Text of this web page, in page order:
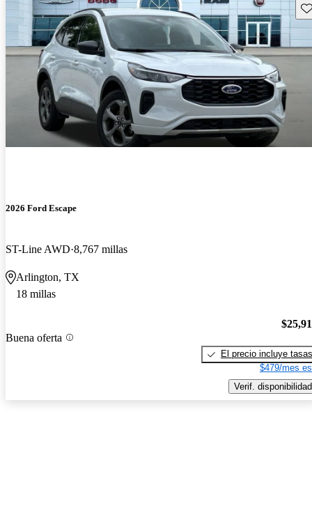
2026 Ford Escape
ST-Line AWD 8,767 millas
Arlington, TX
18 millas
Buena oferta
El precio incluye tasas
$479/mes
Verif. disponibilidad